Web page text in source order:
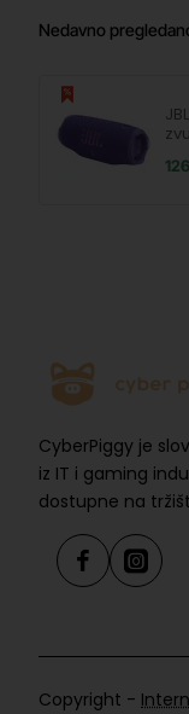
Nedavno
CyberPiggy je
iz IT i gaming
dostupne na
Copyright -